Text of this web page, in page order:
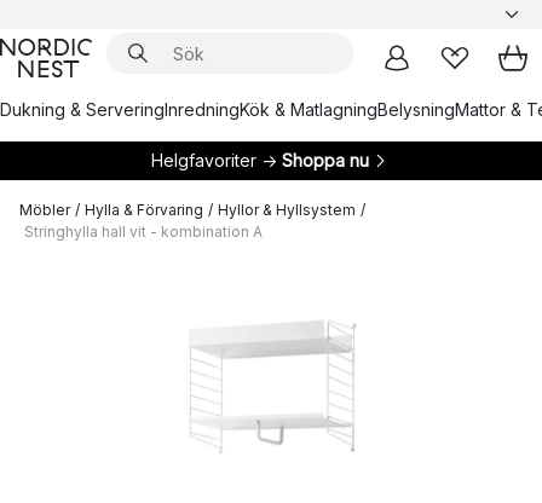
Dukning & ServeringInredningKök & MatlagningBelysningMattor &
Helgfavoriter → Shoppa nu
Möbler / Hylla & Förvaring / Hyllor & Hyllsystem /
Stringhylla hall vit - kombination A